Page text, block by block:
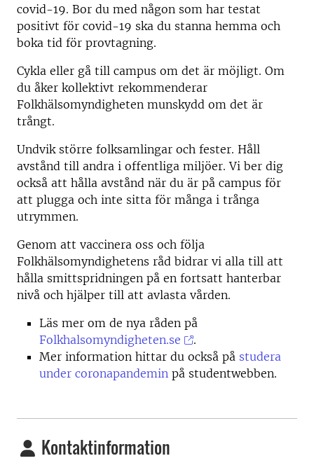
covid-19. Bor du med någon som har testat
positivt för covid-19 ska du stanna hemma och
boka tid för provtagning.
Cykla eller gå till campus om det är möjligt. Om
du åker kollektivt rekommenderar
Folkhälsomyndigheten munskydd om det är
trångt.
Undvik större folksamlingar och fester. Håll
avstånd till andra i offentliga miljöer. Vi ber dig
också att hålla avstånd när du är på campus för
att plugga och inte sitta för många i trånga
utrymmen.
Genom att vaccinera oss och följa
Folkhälsomyndighetens råd bidrar vi alla till att
hålla smittspridningen på en fortsatt hanterbar
nivå och hjälper till att avlasta vården.
Läs mer om de nya råden på
Folkhalsomyndigheten.se
.
Mer information hittar du också på studera
under coronapandemin på studentwebben.
Kontaktinformation